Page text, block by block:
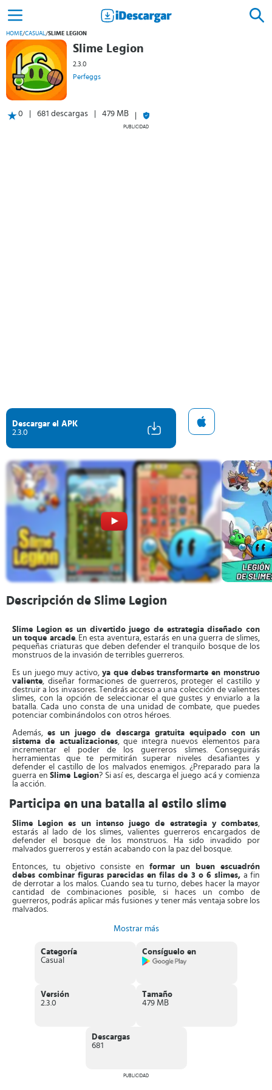
HOME/CASUAL/SLIME LEGION
Slime Legion
2.3.0
Perfeggs
0 681 descargas 479 MB
PUBLICIDAD
Descargar el APK
2.3.0
Descripción de Slime Legion
Slime Legion es un divertido juego de estrategia diseñado con
un toque arcade. En esta aventura, estarás en una guerra de slimes,
pequeñas criaturas que deben defender el tranquilo bosque de los
monstruos de la invasión de terribles guerreros.
Es un juego muy activo, ya que debes transformarte en monstruo
valiente, diseñar formaciones de guerreros, proteger el castillo y
destruir a los invasores. Tendrás acceso a una colección de valientes
slimes, con la opción de seleccionar el que gustes y enviarlo a la
batalla. Cada uno consta de una unidad de combate, que puedes
potenciar combinándolos con otros héroes.
Además,es un juego de descarga gratuita equipado con un
sistema de actualizaciones, que integra nuevos elementos para
incrementar el poder de los guerreros slimes. Conseguirás
herramientas que te permitirán superar niveles desafiantes y
defender el castillo de los malvados enemigos. ¿Preparado para la
guerra enSlime Legion? Si así es, descarga el juego acá y comienza
la acción.
Participa en una batalla al estilo slime
Slime Legion es un intenso juego de estrategia y combates,
estarás al lado de los slimes, valientes guerreros encargados de
defender el bosque de los monstruos. Ha sido invadido por
malvados guerreros y están acabando con la paz del bosque.
Entonces, tu objetivo consiste en formar un buen escuadrón
debes combinar figuras parecidas en filas de 3 o 6 slimes, a fin
de derrotar a los malos. Cuando sea tu turno, debes hacer la mayor
cantidad de combinaciones posible, si haces un combo de
guerreros, podrás aplicar más fusiones y tener más ventaja sobre los
malvados.
Al agotar todas las combinaciones, llegarán los enemigos. Notarás
agresivos.Entre combate y combate, debes estar al tanto de tus
soldados, si caen en manos de algún villano, estos podrán atacar la
jefe final, quien es capaz de eliminar tu base con un solo golpe.
Debes estar atento y atacar sin piedad, después, tienes que luchar
Divertido juego de estrategias y combinación de guerreros
Mostrar más
Categoría
Casual
Consíguelo en
Versión
2.3.0
Tamaño
479 MB
Descargas
681
PUBLICIDAD